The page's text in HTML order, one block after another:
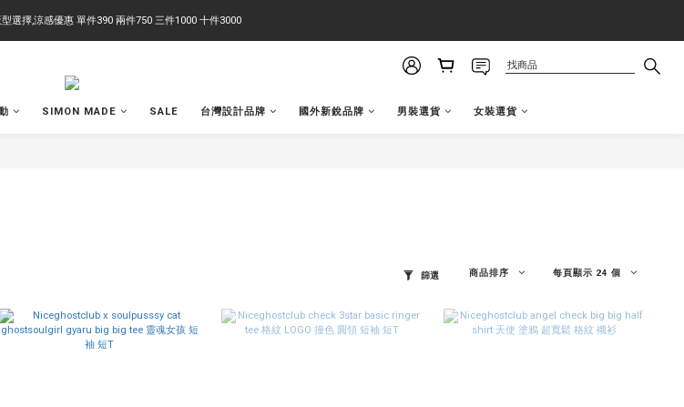
右下角訂閱LINE即享95折優惠
選擇,涼感優惠 單件390 兩件750 三件1000 十件3000
SIMON MADE SALE 台灣設計品牌 國外新銳品牌 男裝選貨 女裝選貨
篩選 商品排序 每頁顯示 24 個